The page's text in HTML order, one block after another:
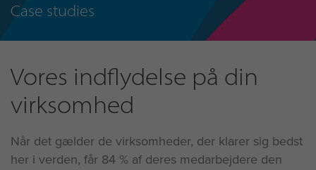
Case studies
Vores indflydelse på din
virksomhed
Når det gælder de virksomheder, der klarer sig bedst
her i verden, får 84 % af deres medarbejdere den